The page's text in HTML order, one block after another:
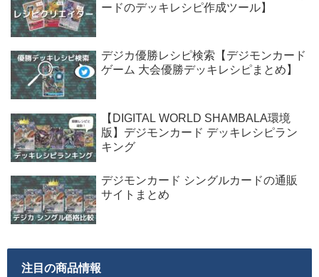
ードのデッキレシピ作成ツール】
デジカ優勝レシピ検索【デジモンカード
ゲーム 大会優勝デッキレシピまとめ】
【DIGITAL WORLD SHAMBALA環境
版】デジモンカード デッキレシピラン
キング
デジモンカード シングルカードの通販
サイトまとめ
注目の商品情報